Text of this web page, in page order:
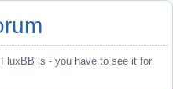
is - you have to see it for